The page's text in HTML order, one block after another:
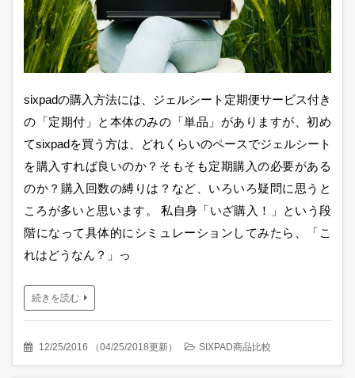
sixpadの購入方法には、ジェルシート定期便サービス付き
の「定期付」と本体のみの「単品」がありますが、初め
てsixpadを買う方は、どれくらいのペースでジェルシート
を購入すれば良いのか？そもそも定期購入の必要がある
のか？購入回数の縛りは？など、いろいろ疑問に思うと
ころが多いと思います。 私自身「いざ購入！」という段
階になって具体的にシミュレーションしてみたら、「こ
れはどうなん？」っ
続きを読む
12/25/2016 （04/25/2018更新） SIXPAD商品比較